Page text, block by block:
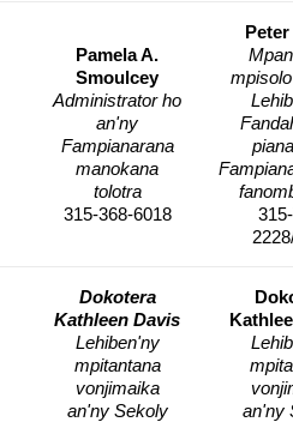
Pamela A.
Smoulcey
Administrator ho
an'ny
Fampianarana
manokana
tolotra
315-368-6018
Dokotera
Kathleen Davis
Lehiben'ny
mpitantana
vonjimaika
an'ny Sekoly
an'ny